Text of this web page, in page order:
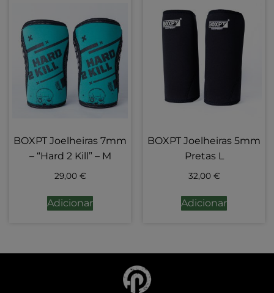
BOXPT Joelheiras 7mm
– “Hard 2 Kill” – M
29,00 €
Adicionar
BOXPT Joelheiras 5mm
Pretas L
32,00 €
Adicionar